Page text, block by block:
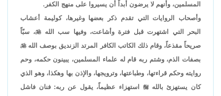
المسلمين، وأنهم لا يرضون أبداً أن يسيروا على منهج الكفر.
وأصحاب الروايات التي تقدم ذكر بعضها وغيرها، كوليمة أعشاب
البحر التي اشتهرت قبل فترة وأشاعت، وفيها سب الله، سبّاً
صريحاً مقذعاً، وقام ذلك الكاتب الكافر المرتد الزنديق بوصف الله
بصفات الذم، وشتم ربه قام له علماء المسلمين، يبينون حكمه، وحم
روايته وحكم قراءتها، وطباعتها، وترويجها، والإذن بها وهكذا، وهو الذي
كان يستهزئ بالله استهزاء عظيماً، يقول عن ربه: فنان فاشل